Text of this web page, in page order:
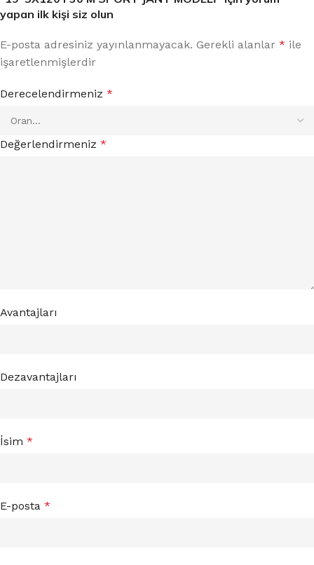
yapan ilk kişi siz olun
E-posta adresiniz yayınlanmayacak. Gerekli alanlar * ile
işaretlenmişlerdir
Derecelendirmeniz *
Değerlendirmeniz *
Avantajları
Dezavantajları
İsim *
E-posta *